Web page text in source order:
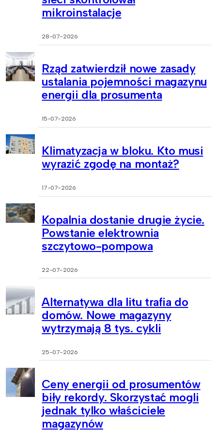
mikroinstalacje
28-07-2026
Rząd zatwierdził nowe zasady
ustalania pojemności magazynu
energii dla prosumenta
15-07-2026
Klimatyzacja w bloku. Kto musi
wyrazić zgodę na montaż?
17-07-2026
Kopalnia dostanie drugie życie.
Powstanie elektrownia
szczytowo-pompowa
22-07-2026
Alternatywa dla litu trafia do
domów. Nowe magazyny
wytrzymają 8 tys. cykli
25-07-2026
Ceny energii od prosumentów
biły rekordy. Skorzystać mogli
jednak tylko właściciele
magazynów